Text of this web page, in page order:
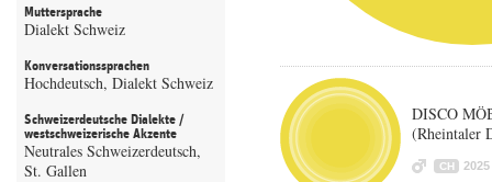
Muttersprache
Dialekt Schweiz
Konversationssprachen
Hochdeutsch, Dialekt Schweiz
Schweizerdeutsche Dialekte /
westschweizerische Akzente
Neutrales Schweizerdeutsch,
St. Gallen
DISCO
(Rheintaler
CH 2025